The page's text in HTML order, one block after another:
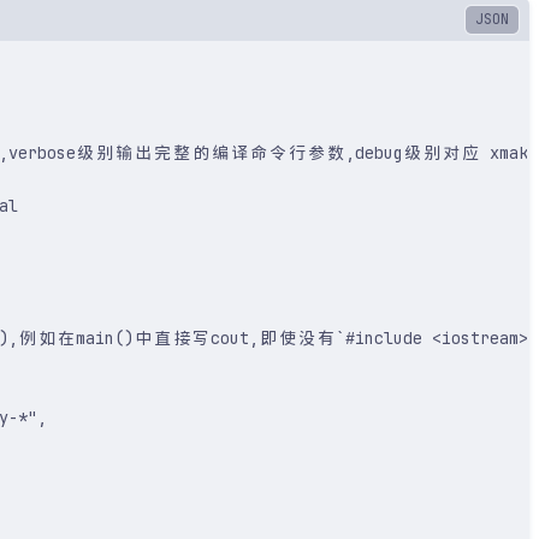
级别输出完整的编译命令行参数,debug级别对应
例如在main()中直接写cout,即使没有`#include
*" ,